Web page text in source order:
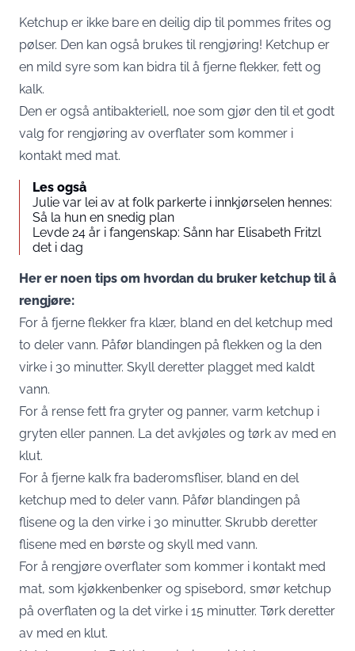
Ketchup er ikke bare en deilig dip til pommes frites og
pølser. Den kan også brukes til rengjøring! Ketchup er
en mild syre som kan bidra til å fjerne flekker, fett og
kalk.
Den er også antibakteriell, noe som gjør den til et godt
valg for rengjøring av overflater som kommer i
kontakt med mat.
Les også
Julie var lei av at folk parkerte i innkjørselen hennes:
Så la hun en snedig plan
Levde 24 år i fangenskap: Sånn har Elisabeth Fritzl
det i dag
Her er noen tips om hvordan du bruker ketchup til å
rengjøre:
For å fjerne flekker fra klær, bland en del ketchup med
to deler vann. Påfør blandingen på flekken og la den
virke i 30 minutter. Skyll deretter plagget med kaldt
vann.
For å rense fett fra gryter og panner, varm ketchup i
gryten eller pannen. La det avkjøles og tørk av med en
klut.
For å fjerne kalk fra baderomsfliser, bland en del
ketchup med to deler vann. Påfør blandingen på
flisene og la den virke i 30 minutter. Skrubb deretter
flisene med en børste og skyll med vann.
For å rengjøre overflater som kommer i kontakt med
mat, som kjøkkenbenker og spisebord, smør ketchup
på overflaten og la det virke i 15 minutter. Tørk deretter
av med en klut.